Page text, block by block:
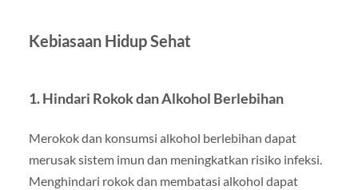
Kebiasaan Hidup Sehat
1. Hindari Rokok dan Alkohol Berlebihan
Merokok dan konsumsi alkohol berlebihan dapat
merusak sistem imun dan meningkatkan risiko infeksi.
Menghindari rokok dan membatasi alkohol dapat